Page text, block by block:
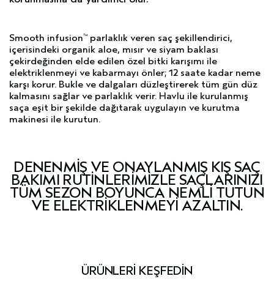
Smooth infusion™ parlaklık veren saç şekillendirici,
içerisindeki organik aloe, mısır ve siyam baklası
çekirdeğinden elde edilen özel bitki karışımı ile
elektriklenmeyi ve kabarmayı önler; 12 saate kadar neme
karşı korur. Bukle ve dalgaları düzleştirerek tüm gün düz
kalmasını sağlar ve parlaklık verir. Havlu ile kurulanmış
saça eşit bir şekilde dağıtarak uygulayın ve kurutma
makinesi ile kurutun.
DENENMIŞ VE ONAYLANMIŞ KIŞ SAÇ
BAKIMI RUTINLERIMIZLE SAÇLARINIZI
TÜM SEZON BOYUNCA NEMLI TUTUN
VE ELEKTRIKLENMEYI AZALTIN.
ÜRÜNLERİ KEŞFEDİN